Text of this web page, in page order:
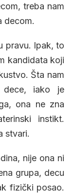
treba nam
decom.
pravu. Ipak, to
kandidata koji
Šta nam
dece, iako je
ona ne zna
instikt.
stvari.
nije ona ni
grupa, decu
fizički posao.